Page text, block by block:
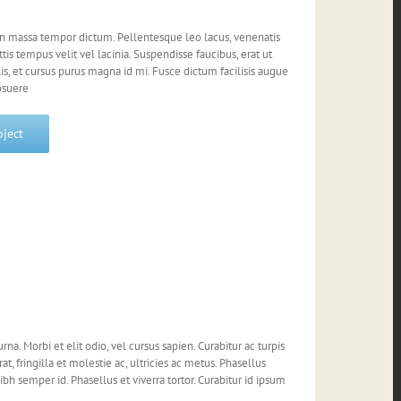
massa tempor dictum. Pellentesque leo lacus, venenatis
tempus velit vel lacinia. Suspendisse faucibus, erat ut
et cursus purus magna id mi. Fusce dictum facilisis augue
Morbi et elit odio, vel cursus sapien. Curabitur ac turpis
fringilla et molestie ac, ultricies ac metus. Phasellus
semper id. Phasellus et viverra tortor. Curabitur id ipsum